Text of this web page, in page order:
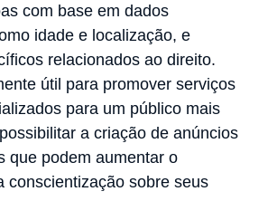
com base em dados
idade e localização, e
relacionados ao direito.
útil para promover serviços
para um público mais
a criação de anúncios
que podem aumentar o
conscientização sobre seus